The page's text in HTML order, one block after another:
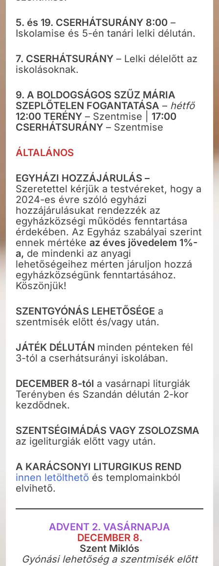
5. és 19. CSERHÁTSURÁNY 8:00 –
Iskolamise és 5-én tanári lelki délután.
7. CSERHÁTSURÁNY – Lelki délelőtt az
iskolásoknak.
9. A BOLDOGSÁGOS SZŰZ MÁRIA
SZEPLŐTELEN FOGANTATÁSA – hétfő
12:00 TERÉNY – Szentmise | 17:00
CSERHÁTSURÁNY – Szentmise
ÁLTALÁNOS
EGYHÁZI HOZZÁJÁRULÁS –
Szeretettel kérjük a testvéreket, hogy a
2024-es évre szóló egyházi
hozzájárulásukat rendezzék az
egyházközségi működés fenntartása
érdekében. Az Egyház szabályai szerint
ennek mértéke az éves jövedelem 1%-
a, de mindenki az anyagi
lehetőségeihez mérten járuljon hozzá
egyházközségünk fenntartásához.
Köszönjük!
SZENTGYÓNÁS LEHETŐSÉGE a
szentmisék előtt és/vagy után.
JÁTÉK DÉLUTÁN minden pénteken fél
3-tól a cserhátsurányi iskolában.
DECEMBER 8-tól a vasárnapi liturgiák
Terényben és Szandán délután 2-kor
kezdődnek.
SZENTSÉGIMÁDÁS VAGY ZSOLOZSMA
az igeliturgiák előtt vagy után.
A KARÁCSONYI LITURGIKUS REND
innen letölthető és templomainkból
elvihető.
ADVENT 2. VASÁRNAPJA
DECEMBER 8.
Szent Miklós
Gyónási lehetőség a szentmisék előtt